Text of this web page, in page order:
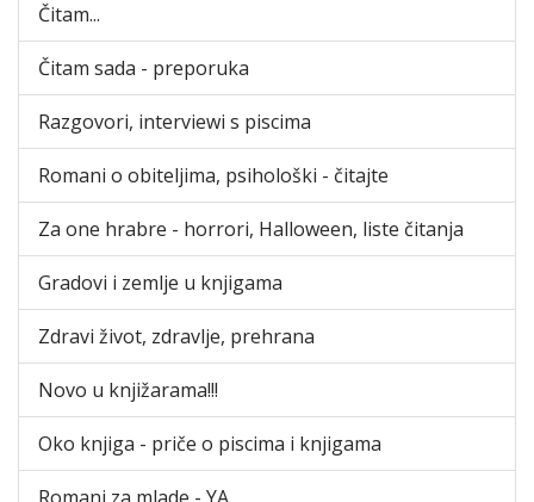
Čitam...
Čitam sada - preporuka
Razgovori, interviewi s piscima
Romani o obiteljima, psihološki - čitajte
Za one hrabre - horrori, Halloween, liste čitanja
Gradovi i zemlje u knjigama
Zdravi život, zdravlje, prehrana
Novo u knjižarama!!!
Oko knjiga - priče o piscima i knjigama